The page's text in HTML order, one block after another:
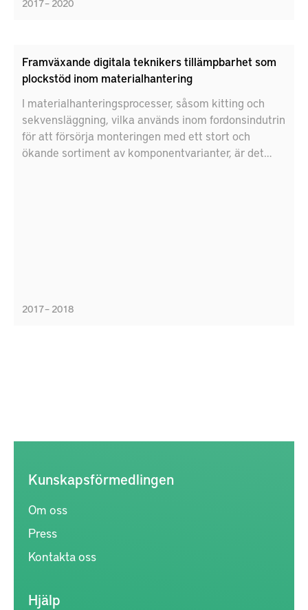
2017 – 2020
Framväxande digitala teknikers tillämpbarhet som
plockstöd inom materialhantering
I materialhanteringsprocesser, såsom kitting och
sekvensläggning, vilka används inom fordonsindutrin
för att försörja monteringen med ett stort och
ökande sortiment av komponentvarianter, är det
2017 – 2018
Kunskapsförmedlingen
Om oss
Press
Kontakta oss
Hjälp